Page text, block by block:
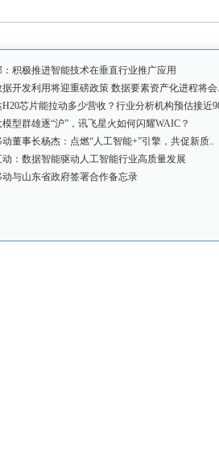
：积极推进智能技术在垂直行业推广应用
据开发利用将迎重磅政策 数据要素资产化进程将会
芯片能拉动多少营收？行业分析机构预估接近
模型群雄逐“沪”，讯飞星火如何闪耀WAIC？
董事长杨杰：点燃“人工智能+”引擎，共促新质..
动：数据智能驱动人工智能行业高质量发展
动与山东省政府签署合作备忘录